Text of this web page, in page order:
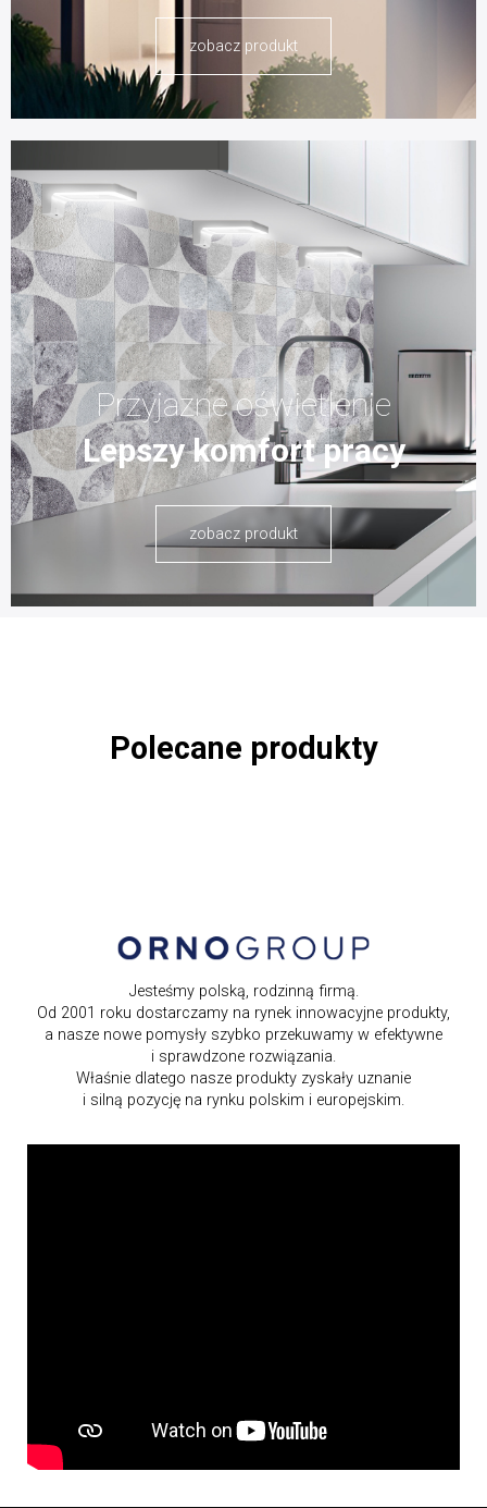
zobacz produkt
Przyjazne oświetlenie
Lepszy komfort pracy
zobacz produkt
Polecane produkty
Jesteśmy polską, rodzinną firmą.
Od 2001 roku dostarczamy na rynek innowacyjne produkty,
a nasze nowe pomysły szybko przekuwamy w efektywne
i sprawdzone rozwiązania.
Właśnie dlatego nasze produkty zyskały uznanie
i silną pozycję na rynku polskim i europejskim.